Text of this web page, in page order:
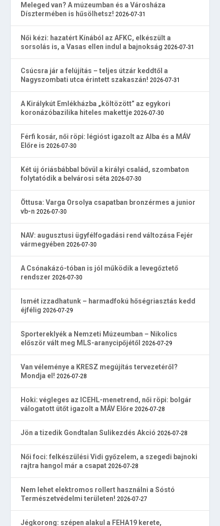
Meleged van? A múzeumban és a Városháza
Dísztermében is hűsölhetsz! 2026-07-31
Női kézi: hazatért Kínából az AFKC, elkészült a
sorsolás is, a Vasas ellen indul a bajnokság 2026-07-31
Csúcsra jár a felújítás – teljes útzár keddtől a
Nagyszombati utca érintett szakaszán! 2026-07-31
A Királykút Emlékházba „költözött” az egykori
koronázóbazilika hiteles makettje 2026-07-30
Férfi kosár, női röpi: légióst igazolt az Alba és a MÁV
Előre is 2026-07-30
Két új óriásbábbal bővül a királyi család, szombaton
folytatódik a belvárosi séta 2026-07-30
Öttusa: Varga Orsolya csapatban bronzérmes a junior
vb-n 2026-07-30
NAV: augusztusi ügyfélfogadási rend változása Fejér
vármegyében 2026-07-30
A Csónakázó-tóban is jól működik a levegőztető
rendszer 2026-07-30
Ismét izzadhatunk – harmadfokú hőségriasztás kedd
éjfélig 2026-07-29
Sportereklyék a Nemzeti Múzeumban – Nikolics
először vált meg MLS-aranycipőjétől 2026-07-29
Van véleménye a KRESZ megújítás tervezetéről?
Mondja el! 2026-07-28
Hoki: végleges az ICEHL-menetrend, női röpi: bolgár
válogatott ütőt igazolt a MÁV Előre 2026-07-28
Jön a tizedik Gondtalan Sulikezdés Akció 2026-07-28
Női foci: felkészülési Vidi győzelem, a szegedi bajnoki
rajtra hangol már a csapat 2026-07-28
Nem lehet elektromos rollert használni a Sóstó
Természetvédelmi területen! 2026-07-27
Jégkorong: szépen alakul a FEHA19 kerete,